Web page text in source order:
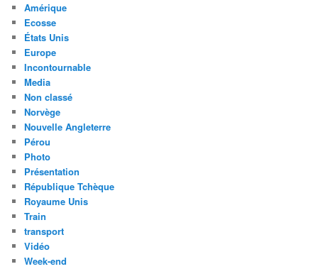
Amérique
Ecosse
États Unis
Europe
Incontournable
Media
Non classé
Norvège
Nouvelle Angleterre
Pérou
Photo
Présentation
République Tchèque
Royaume Unis
Train
transport
Vidéo
Week-end